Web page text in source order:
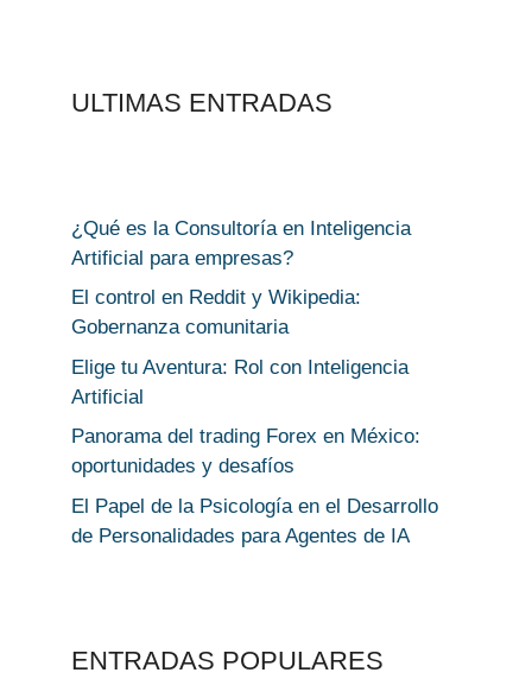
ULTIMAS ENTRADAS
¿Qué es la Consultoría en Inteligencia
Artificial para empresas?
El control en Reddit y Wikipedia:
Gobernanza comunitaria
Elige tu Aventura: Rol con Inteligencia
Artificial
Panorama del trading Forex en México:
oportunidades y desafíos
El Papel de la Psicología en el Desarrollo
de Personalidades para Agentes de IA
ENTRADAS POPULARES